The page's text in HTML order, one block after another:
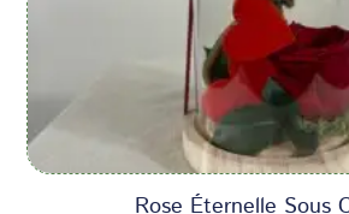
Rose Éternelle Sous